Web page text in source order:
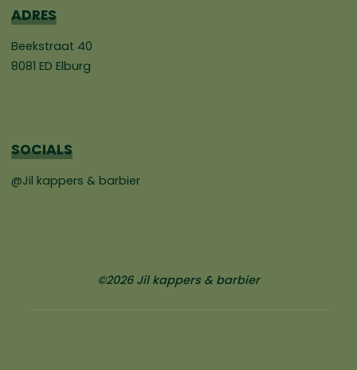
ADRES
Beekstraat 40
8081 ED Elburg
SOCIALS
@Jil kappers & barbier
©2026 Jil kappers & barbier